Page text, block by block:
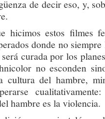
de decir eso, y,
hicimos estos filmes
donde no
curada por los
no esconden
cultura del hambre,
hambre es la violencia.